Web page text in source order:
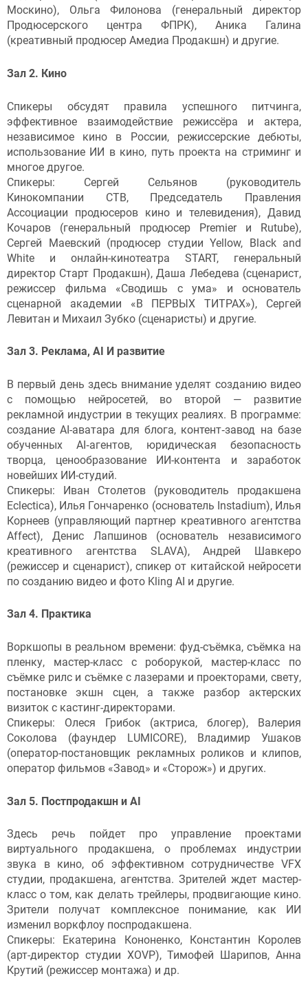
Москино), Ольга Филонова (генеральный директор
Продюсерского центра ФПРК), Аника Галина
(креативный продюсер Амедиа Продакшн) и другие.
Зал 2. Кино
Спикеры обсудят правила успешного питчинга,
эффективное взаимодействие режиссёра и актера,
независимое кино в России, режиссерские дебюты,
использование ИИ в кино, путь проекта на стриминг и
многое другое.
Спикеры: Сергей Сельянов (руководитель
Кинокомпании СТВ, Председатель Правления
Ассоциации продюсеров кино и телевидения), Давид
Кочаров (генеральный продюсер Premier и Rutube),
Сергей Маевский (продюсер студии Yellow, Black and
White и онлайн-кинотеатра START, генеральный
директор Старт Продакшн), Даша Лебедева (сценарист,
режиссер фильма «Сводишь с ума» и основатель
сценарной академии «В ПЕРВЫХ ТИТРАХ»), Сергей
Левитан и Михаил Зубко (сценаристы) и другие.
Зал 3. Реклама, AI И развитие
В первый день здесь внимание уделят созданию видео
с помощью нейросетей, во второй — развитие
рекламной индустрии в текущих реалиях. В программе:
создание AI-аватара для блога, контент‑завод на базе
обученных AI‑агентов, юридическая безопасность
творца, ценообразование ИИ-контента и заработок
новейших ИИ-студий.
Спикеры: Иван Столетов (руководитель продакшена
Eclectica), Илья Гончаренко (основатель Instadium), Илья
Корнеев (управляющий партнер креативного агентства
Affect), Денис Лапшинов (основатель независимого
креативного агентства SLAVА), Андрей Шавкеро
(режиссер и сценарист), спикер от китайской нейросети
по созданию видео и фото Kling AI и другие.
Зал 4. Практика
Воркшопы в реальном времени: фуд-съёмка, съёмка на
пленку, мастер-класс с роборукой, мастер-класс по
съёмке рилс и съёмке с лазерами и проекторами, свету,
постановке экшн сцен, а также разбор актерских
визиток с кастинг-директорами.
Спикеры: Олеся Грибок (актриса, блогер), Валерия
Соколова (фаундер LUMICORE), Владимир Ушаков
(оператор-постановщик рекламных роликов и клипов,
оператор фильмов «Завод» и «Сторож») и других.
Зал 5. Постпродакшн и AI
Здесь речь пойдет про управление проектами
виртуального продакшена, о проблемах индустрии
звука в кино, об эффективном сотрудничестве VFX
студии, продакшена, агентства. Зрителей ждет мастер-
класс о том, как делать трейлеры, продвигающие кино.
Зрители получат комплексное понимание, как ИИ
изменил воркфлоу поспродакшена.
Спикеры: Екатерина Кононенко, Константин Королев
(арт-директор студии XOVP), Тимофей Шарипов, Анна
Крутий (режиссер монтажа) и др.